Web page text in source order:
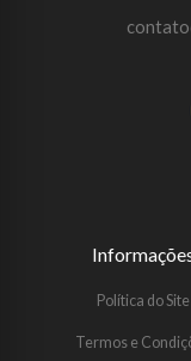
Política do Site
Termos e